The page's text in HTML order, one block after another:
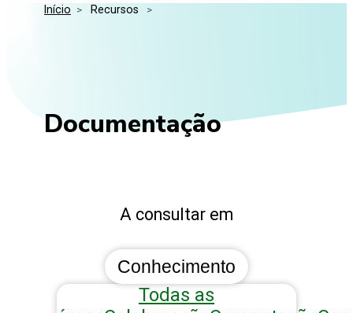
Media Kit
Perguntas Frequentes
Eventos
Início > Recursos >
Documentação
A consultar em
Conhecimento
Todas as